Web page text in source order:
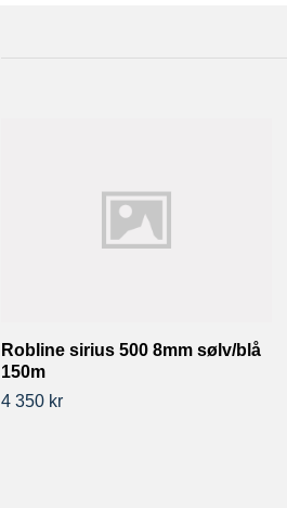
Robline sirius 500 8mm sølv/blå
150m
4 350 kr